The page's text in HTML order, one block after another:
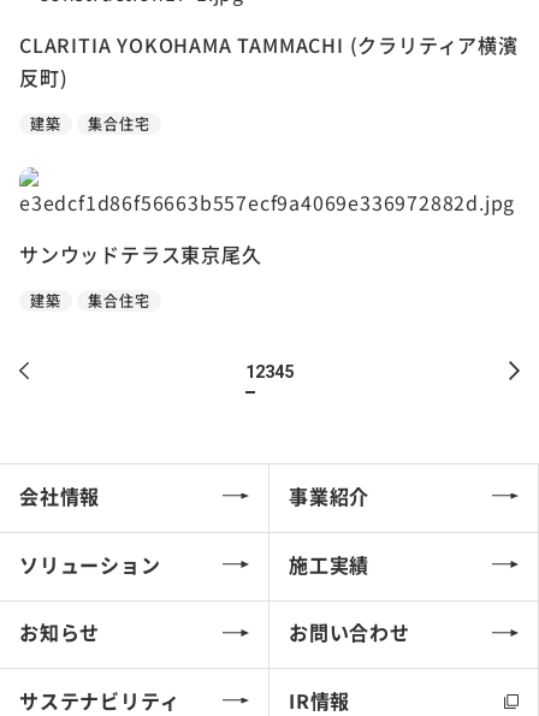
CLARITIA YOKOHAMA TAMMACHI (クラリティア横濱
反町)
建築 集合住宅
サンウッドテラス東京尾久
建築 集合住宅
1 2345
会社情報 事業紹介
ソリューション 施工実績
お知らせ お問い合わせ
サステナビリティ IR情報